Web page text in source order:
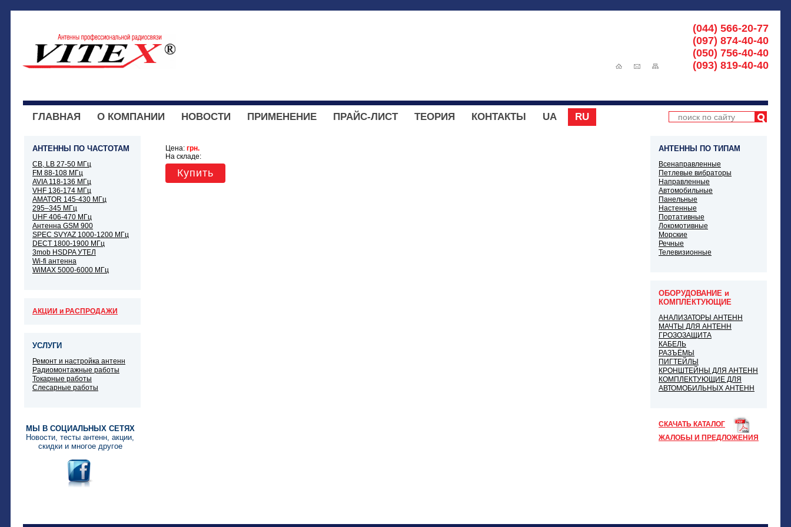
(044) 566-20-77
(097) 874-40-40
(050) 756-40-40
(093) 819-40-40
ГЛАВНАЯ О КОМПАНИИ НОВОСТИ ПРИМЕНЕНИЕ ПРАЙС-ЛИСТ ТЕОРИЯ КОНТАКТЫ UA RU
АНТЕННЫ ПО ЧАСТОТАМ
CB, LB 27-50 МГц
FM 88-108 МГц
AVIA 118-136 МГц
VHF 136-174 МГц
AMATOR 145-430 МГц
295–345 МГц
UHF 406-470 МГц
Антенна GSM 900
SPEC SVYAZ 1000-1200 МГц
DECT 1800-1900 МГц
3mob HSDPA УТЕЛ
Wi-fi антенна
WiMAX 5000-6000 МГц
АКЦИИ и РАСПРОДАЖИ
УСЛУГИ
Ремонт и настройка антенн
Радиомонтажные работы
Токарные работы
Слесарные работы
МЫ В СОЦИАЛЬНЫХ СЕТЯХ
Новости, тесты антенн, акции,
скидки и многое другое
Цена: грн.
На складе:
Купить
АНТЕННЫ ПО ТИПАМ
Всенаправленные
Петлевые вибраторы
Направленные
Автомобильные
Панельные
Настенные
Портативные
Локомотивные
Морские
Речные
Телевизионные
ОБОРУДОВАНИЕ и
КОМПЛЕКТУЮЩИЕ
АНАЛИЗАТОРЫ АНТЕНН
МАЧТЫ ДЛЯ АНТЕНН
ГРОЗОЗАЩИТА
КАБЕЛЬ
РАЗЪЁМЫ
ПИГТЕЙЛЫ
КРОНШТЕЙНЫ ДЛЯ АНТЕНН
КОМПЛЕКТУЮЩИЕ ДЛЯ
АВТОМОБИЛЬНЫХ АНТЕНН
СКАЧАТЬ КАТАЛОГ
ЖАЛОБЫ И ПРЕДЛОЖЕНИЯ